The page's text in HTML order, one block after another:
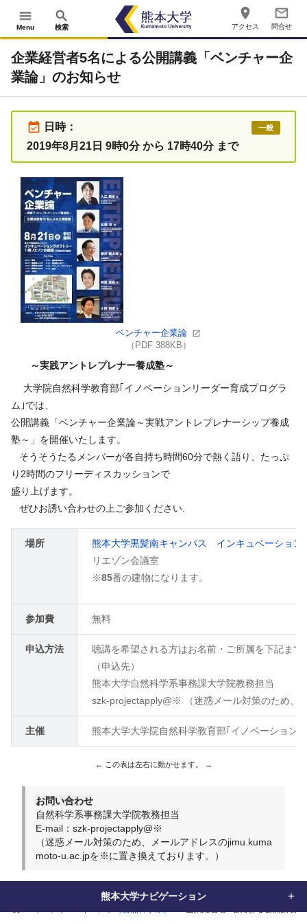
menu
Menu
search
検索
place
アクセス
mail_outline
問合せ
企業経営者5名による公開講義「ベンチャー企
業論」のお知らせ
event_available 日時：
2019年8月21日 9時0分 から 17時40分 まで
一般
ベンチャー企業論
（PDF 388KB）
～実践アントレプレナー養成塾～
大学院自然科学教育部｢イノベーションリーダー育成プログラ
ム｣では、
公開講義「ベンチャー企業論～実戦アントレプレナーシップ養成
塾～」を開催いたします。
そうそうたるメンバーが各自持ち時間60分で熱く語り、たっぷ
り2時間のフリーディスカッションで
盛り上げます。
ぜひお誘い合わせの上ご参加ください.
場所
熊本大学黒髪南キャンパス インキュベーション
リエゾン会議室
※85番の建物になります。
参加費 無料
申込方法
聴講を希望される方はお名前・ご所属を下記まで
（申込先）
熊本大学自然科学系事務課大学院教務担当
szk-projectapply@※ （迷惑メール対策のため、
主催 熊本大学大学院自然科学教育部｢イノベーション
お問い合わせ
自然科学系事務課大学院教務担当
E-mail：szk-projectapply@※
（迷惑メール対策のため、メールアドレスのjimu.kuma
moto-u.ac.jpを※に置き換えております。）
熊本大学ナビゲーション